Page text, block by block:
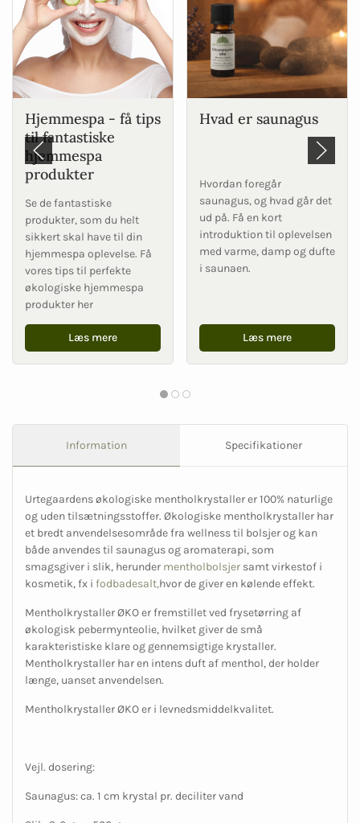
Hjemmespa - få tips
til fantastiske
hjemmespa
produkter
Se de fantastiske
produkter, som du helt
sikkert skal have til din
hjemmespa oplevelse. Få
vores tips til perfekte
økologiske hjemmespa
produkter her
Læs mere
Hvad er saunagus
Hvordan foregår
saunagus, og hvad går det
ud på. Få en kort
introduktion til oplevelsen
med varme, damp og dufte
i saunaen.
Læs mere
Information Specifikationer
Urtegaardens økologiske mentholkrystaller er 100% naturlige
og uden tilsætningsstoffer. Økologiske mentholkrystaller har
et bredt anvendelsesområde fra wellness til bolsjer og kan
både anvendes til saunagus og aromaterapi, som
smagsgiver i slik, herunder mentholbolsjer samt virkestof i
kosmetik, fx i fodbadesalt,hvor de giver en kølende effekt.
Mentholkrystaller ØKO er fremstillet ved frysetørring af
økologisk pebermynteolie, hvilket giver de små
karakteristiske klare og gennemsigtige krystaller.
Mentholkrystaller har en intens duft af menthol, der holder
længe, uanset anvendelsen.
Mentholkrystaller ØKO er i levnedsmiddelkvalitet.
Vejl. dosering:
Saunagus: ca. 1 cm krystal pr. deciliter vand